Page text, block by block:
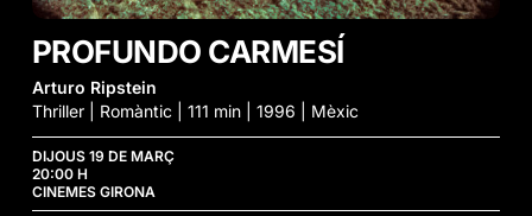
PROFUNDO CARMESÍ
Arturo Ripstein
Thriller | Romàntic | 111 min | 1996 | Mèxic
DIJOUS 19 DE MARÇ
20:00 H
CINEMES GIRONA